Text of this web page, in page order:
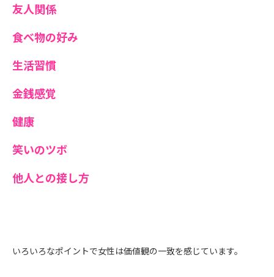
友人関係
食べ物の好み
生活習慣
金銭感覚
健康
笑いのツボ
他人との接し方
いろいろなポイントで女性は価値観の一致を感じています。